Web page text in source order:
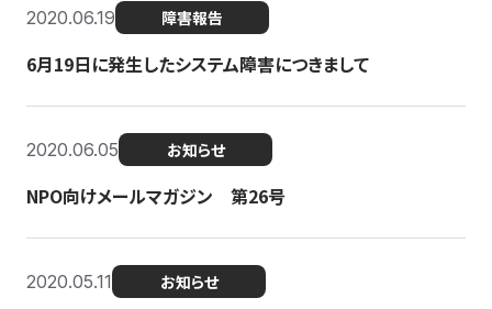
2020.06.19 障害報告
6月19日に発生したシステム障害につきまして
2020.06.05 お知らせ
NPO向けメールマガジン 第26号
2020.05.11 お知らせ